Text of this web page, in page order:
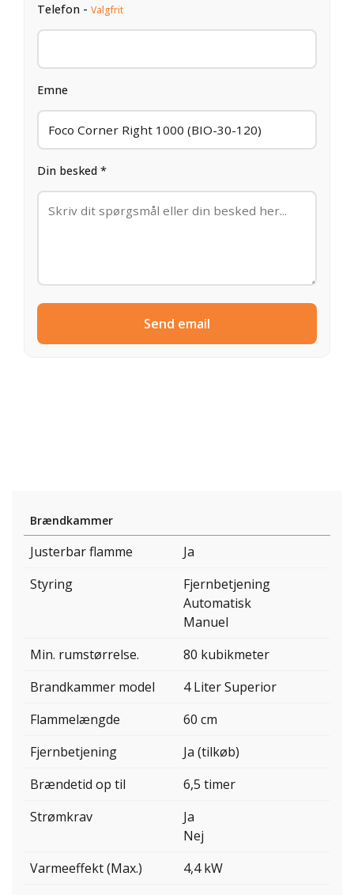
Telefon - Valgfrit
Emne
Din besked *
Send email
Brændkammer
Justerbar flamme
Ja
Styring
Fjernbetjening
Automatisk
Manuel
Min. rumstørrelse.
80 kubikmeter
Brandkammer model
4 Liter Superior
Flammelængde
60 cm
Fjernbetjening
Ja (tilkøb)
Brændetid op til
6,5 timer
Strømkrav
Ja
Nej
Varmeeffekt (Max.)
4,4 kW